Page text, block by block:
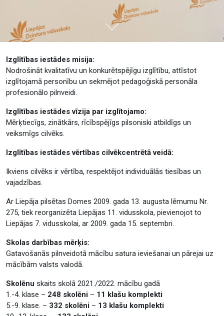
Tālāk
Izglītības iestādes misija:
Nodrošināt kvalitatīvu un konkurētspējīgu izglītību, attīstot
izglītojamā personību un sekmējot pedagoģiskā personāla
profesionālo pilnveidi.
Izglītības iestādes vīzija par izglītojamo:
Mērķtiecīgs, zinātkārs, rīcībspējīgs pilsoniski atbildīgs un
veiksmīgs cilvēks.
Izglītības iestādes vērtības cilvēkcentrētā veidā:
Ikviens cilvēks ir vērtība, respektējot individuālās tiesības un
vajadzības.
Ar Liepāja pilsētas Domes 2009. gada 13. augusta lēmumu Nr.
275, tiek reorganizēta Liepājas 11. vidusskola, pievienojot to
Liepājas 7. vidusskolai, ar 2009. gada 15. septembri.
Skolas darbības mērķis:
Gatavošanās pilnveidotā mācību satura ieviešanai un pārejai uz
mācībām valsts valodā.
Skolēnu skaits skolā 2021./2022. mācību gadā
1.-4. klase – 248 skolēni – 11 klašu komplekti
5.-9. klase. – 332 skolēni – 13 klašu komplekti